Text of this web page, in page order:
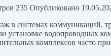
235 Опубликовано
в системах коммуникаций,
установке водопроводных
комплексов часто